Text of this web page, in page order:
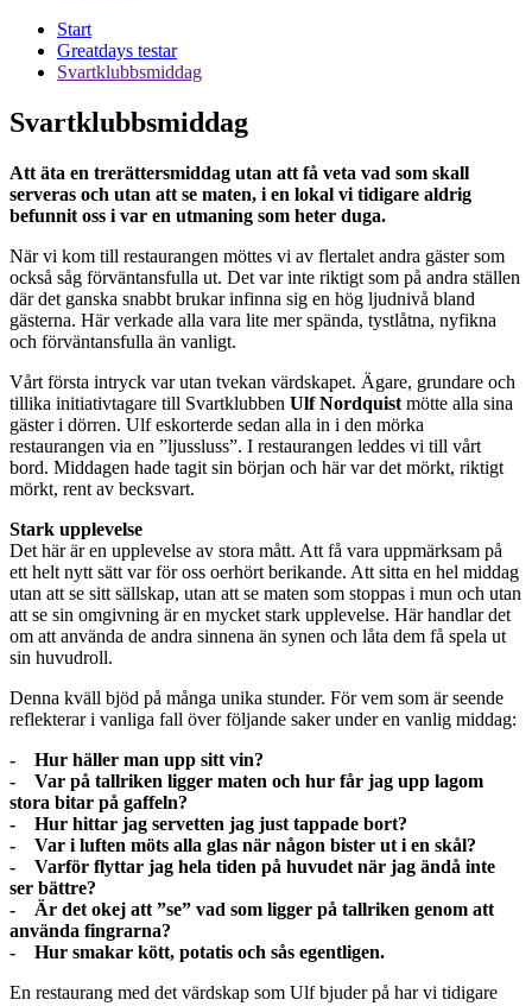
Start
Greatdays testar
Svartklubbsmiddag
Svartklubbsmiddag
Att äta en trerättersmiddag utan att få veta vad som skall
serveras och utan att se maten, i en lokal vi tidigare aldrig
befunnit oss i var en utmaning som heter duga.
När vi kom till restaurangen möttes vi av flertalet andra gäster som
också såg förväntansfulla ut. Det var inte riktigt som på andra ställen
där det ganska snabbt brukar infinna sig en hög ljudnivå bland
gästerna. Här verkade alla vara lite mer spända, tystlåtna, nyfikna
och förväntansfulla än vanligt.
Vårt första intryck var utan tvekan värdskapet. Ägare, grundare och
tillika initiativtagare till Svartklubben Ulf Nordquist mötte alla sina
gäster i dörren. Ulf eskorterde sedan alla in i den mörka
restaurangen via en ”ljussluss”. I restaurangen leddes vi till vårt
bord. Middagen hade tagit sin början och här var det mörkt, riktigt
mörkt, rent av becksvart.
Stark upplevelse
Det här är en upplevelse av stora mått. Att få vara uppmärksam på
ett helt nytt sätt var för oss oerhört berikande. Att sitta en hel middag
utan att se sitt sällskap, utan att se maten som stoppas i mun och utan
att se sin omgivning är en mycket stark upplevelse. Här handlar det
om att använda de andra sinnena än synen och låta dem få spela ut
sin huvudroll.
Denna kväll bjöd på många unika stunder. För vem som är seende
reflekterar i vanliga fall över följande saker under en vanlig middag:
- Hur häller man upp sitt vin?
- Var på tallriken ligger maten och hur får jag upp lagom
stora bitar på gaffeln?
- Hur hittar jag servetten jag just tappade bort?
- Var i luften möts alla glas när någon bister ut i en skål?
- Varför flyttar jag hela tiden på huvudet när jag ändå inte
ser bättre?
- Är det okej att ”se” vad som ligger på tallriken genom att
använda fingrarna?
- Hur smakar kött, potatis och sås egentligen.
En restaurang med det värdskap som Ulf bjuder på har vi tidigare